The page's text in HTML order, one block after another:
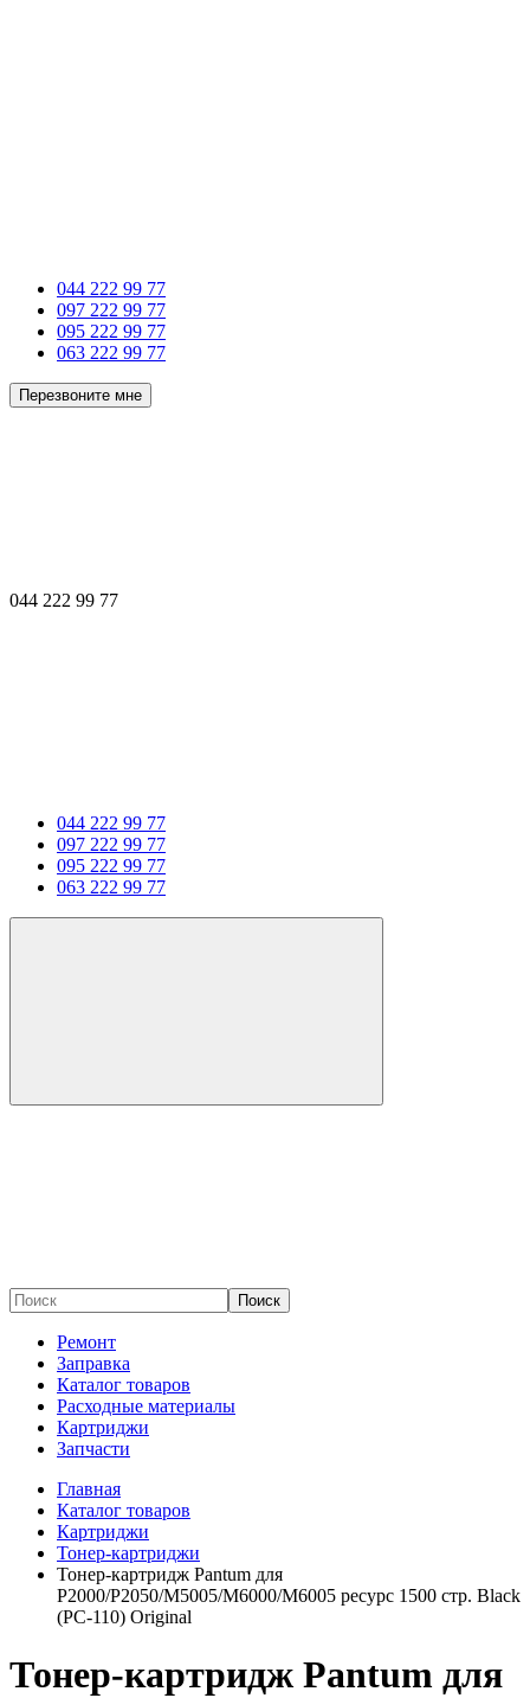
044 222 99 77
097 222 99 77
095 222 99 77
063 222 99 77
Перезвоните мне
044 222 99 77
044 222 99 77
097 222 99 77
095 222 99 77
063 222 99 77
Поиск
Ремонт
Заправка
Каталог товаров
Расходные материалы
Картриджи
Запчасти
Главная
Каталог товаров
Картриджи
Тонер-картриджи
Тонер-картридж Pantum для
P2000/P2050/M5005/M6000/M6005 ресурс 1500 стр. Black
(PC-110) Original
Тонер-картридж Pantum для